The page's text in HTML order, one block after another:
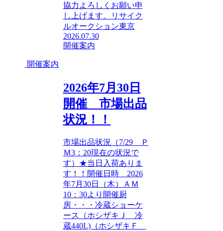
協力よろしくお願い申
し上げます。リサイク
ルオークション東京
2026.07.30
開催案内
開催案内
2026年7月30日
開催 市場出品
状況！！
市場出品状況（7/29 Ｐ
Ｍ3：20現在の状況で
す）★当日入荷ありま
す！！開催日時 2026
年7月30日（木）ＡＭ
10：30より開催厨
房・・・冷蔵ショーケ
ース（ホシザキＪ 冷
蔵440L)（ホシザキＦ